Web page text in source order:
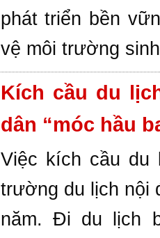
phát triển bền
vệ môi trường
Kích cầu du
dân “móc hầu
Việc kích cầu du
trường du lịch nội
năm. Đi du lịch